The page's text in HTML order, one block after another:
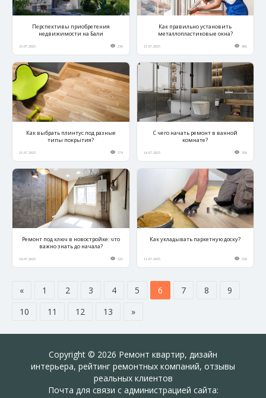
Перспективы приобретения
недвижимости на Бали
23.07.2025 236
Как правильно установить
металлопластиковые окна?
21.07.2025 482
Как выбрать плинтус под разные
типы покрытия?
21.07.2025 574
С чего начать ремонт в ванной
комнате?
14.07.2025 350
Ремонт под ключ в новостройке: что
важно знать до начала?
14.07.2025 331
Как укладывать паркетную доску?
11.07.2025 550
« 1 2 3 4 5 6 7 8
9
10
11 12 13 »
Copyright © 2026 Ремонт квартир, дизайн
интерьера, рейтинг ремонтных компаний, отзывы
реальных клиентов
Почта для связи с администрацией сайта: